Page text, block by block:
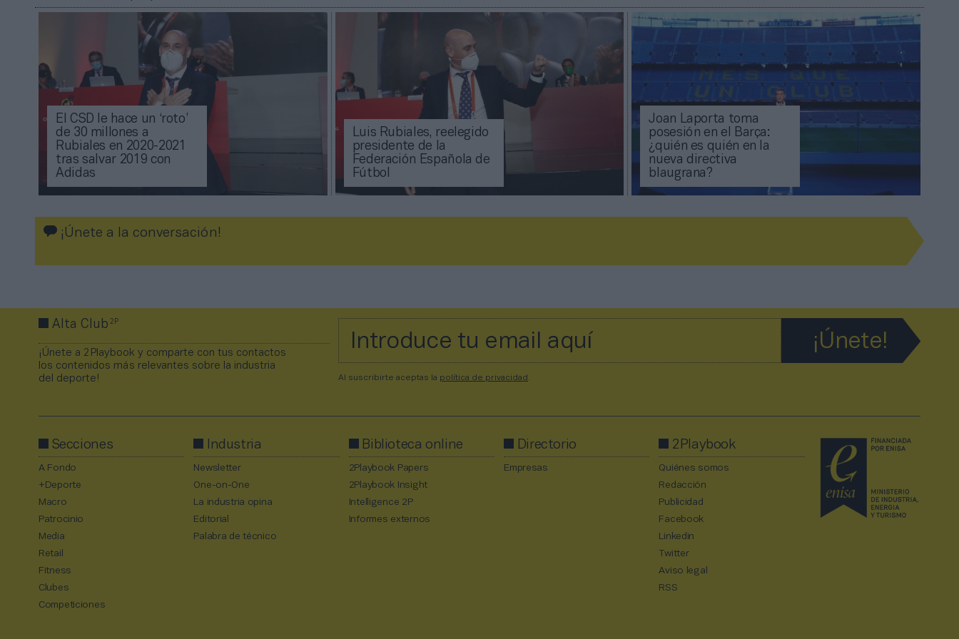
El CSD le hace un ‘roto’
de 30 millones a
Rubiales en 2020-2021
tras salvar 2019 con
Adidas
Luis Rubiales, reelegido
presidente de la
Federación Española de
Fútbol
Joan Laporta toma
posesión en el Barça:
¿quién es quién en la
nueva directiva
blaugrana?
¡Únete a la conversación!
Alta Club2P
¡Únete a 2Playbook y comparte con tus contactos
los contenidos más relevantes sobre la industria
del deporte!
Al suscribirte aceptas la política de privacidad
Secciones
A Fondo
+Deporte
Macro
Patrocinio
Media
Retail
Fitness
Clubes
Competiciones
Industria
Newsletter
One-on-One
La industria opina
Editorial
Palabra de técnico
Biblioteca online
2Playbook Papers
2Playbook Insight
Intelligence 2P
Informes externos
Directorio
Empresas
2Playbook
Quiénes somos
Redacción
Publicidad
Facebook
Linkedin
Twitter
Aviso legal
RSS